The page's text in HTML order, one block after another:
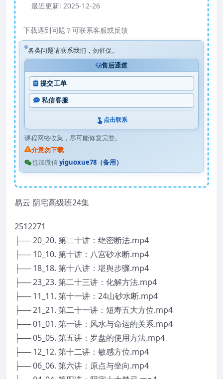
最近更新: 2025-12-26
下载遇到问题？可联系客服或反馈
各类问题请联系我们，勿催促。
售后通道
提交工单
私信客服
点击联系
课程网络收集，尽可能修复完整。
介意勿下载
也加微信yiguoxue78（备用）
易云 阴宅高级班24集
2512271
├── 20_20. 第二十讲：绝密断法.mp4
├── 10_10. 第十讲：八宫砂水断.mp4
├── 18_18. 第十八讲：堪舆步骤.mp4
├── 23_23. 第二十三讲：化解方法.mp4
├── 11_11. 第十一讲：24山砂水断.mp4
├── 21_21. 第二十一讲：短寿五大方位.mp4
├── 01_01. 第一讲：风水与命运的关系.mp4
├── 05_05. 第五讲：罗盘的使用方法.mp4
├── 12_12. 第十二讲：敏感方位.mp4
├── 06_06. 第六讲：原点与坐向.mp4